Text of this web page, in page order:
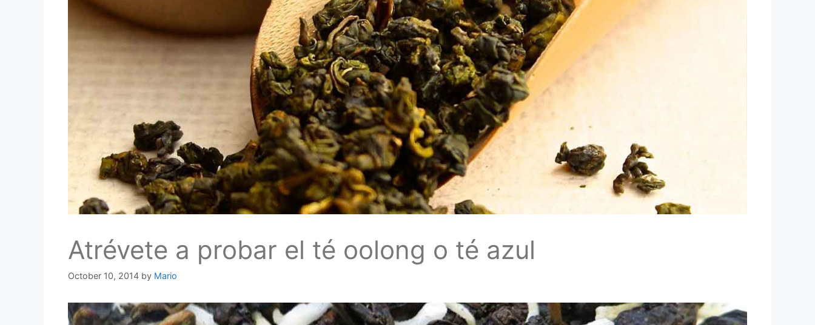
Atrévete a probar el té oolong o té azul
October 10, 2014 by Mario